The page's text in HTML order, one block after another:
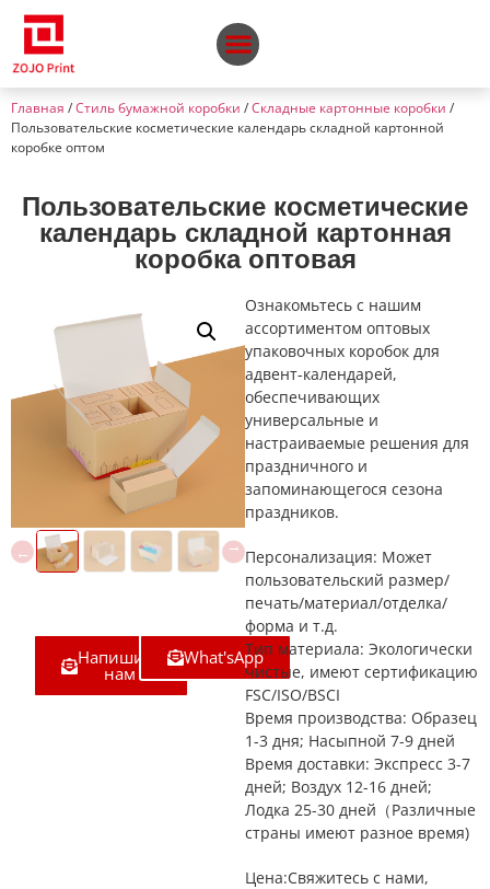
Главная /Стиль бумажной коробки /Складные картонные коробки /
Пользовательские косметические календарь складной картонной
коробке оптом
Пользовательские косметические
календарь складной картонная
коробка оптовая
Напишите
нам
What'sApp
Ознакомьтесь с нашим
ассортиментом оптовых
упаковочных коробок для
адвент-календарей,
обеспечивающих
универсальные и
настраиваемые решения для
праздничного и
запоминающегося сезона
праздников.
Персонализация: Может
пользовательский размер/
печать/материал/отделка/
форма и т.д.
Тип материала: Экологически
чистые, имеют сертификацию
FSC/ISO/BSCI
Время производства: Образец
1-3 дня; Насыпной 7-9 дней
Время доставки: Экспресс 3-7
дней; Воздух 12-16 дней;
Лодка 25-30 дней（Различные
страны имеют разное время)
Цена:Свяжитесь с нами,